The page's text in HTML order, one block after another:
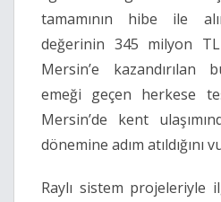
tamamının hibe ile
değerinin 345 milyon
Mersin’e
emeği geçen herkese
Mersin’de kent
dönemine adım atıldığını
Raylı sistem projeleriyle